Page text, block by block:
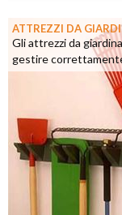
ATTREZZI DA
Gli attrezzi da
gestire